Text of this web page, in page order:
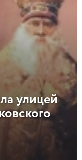
улицей